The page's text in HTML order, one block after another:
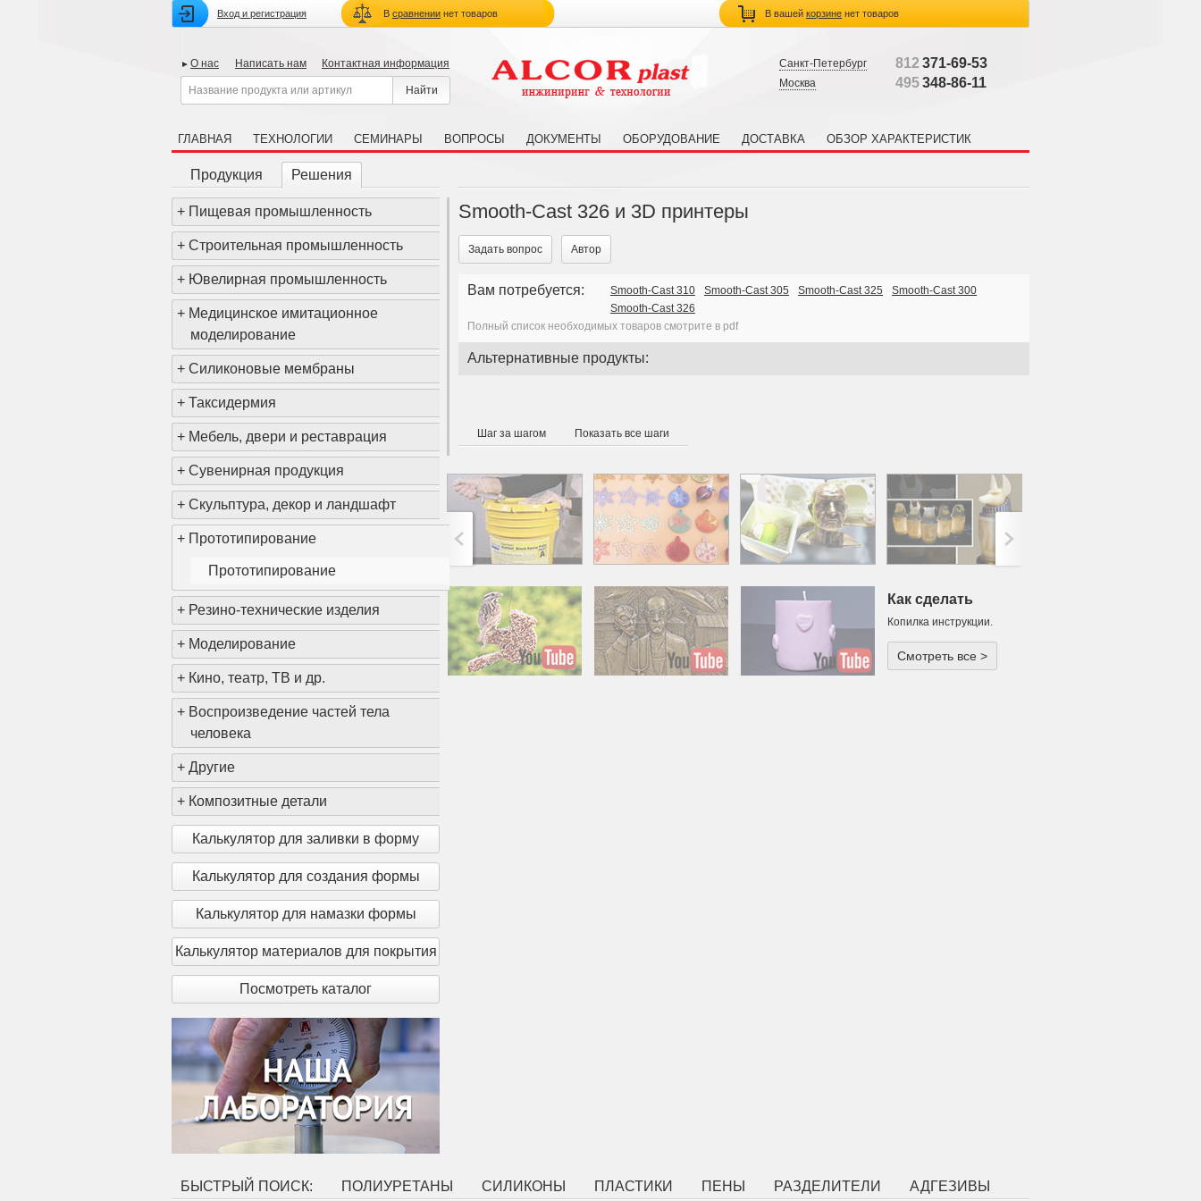
Вход и регистрация В сравнении нет товаров В вашей корзине нет товаров
О нас Написать нам Контактная информация Санкт-Петербург 812 371-69-53
Москва 495348-86-11
ГЛАВНАЯ ТЕХНОЛОГИИ СЕМИНАРЫ ВОПРОСЫ ДОКУМЕНТЫ ОБОРУДОВАНИЕ ДОСТАВКА ОБЗОР ХАРАКТЕРИСТИК
Продукция Решения
+ Пищевая промышленность
+ Строительная промышленность
+ Ювелирная промышленность
+ Медицинское имитационное
моделирование
+ Силиконовые мембраны
+ Таксидермия
+ Мебель, двери и реставрация
+ Сувенирная продукция
+ Скульптура, декор и ландшафт
+ Прототипирование
Прототипирование
+ Резино-технические изделия
+ Моделирование
+ Кино, театр, ТВ и др.
+ Воспроизведение частей тела
человека
+ Другие
+ Композитные детали
Калькулятор для заливки в форму
Калькулятор для создания формы
Калькулятор для намазки формы
Калькулятор материалов для покрытия
Посмотреть каталог
Smooth-Cast 326 и 3D принтеры
Задать вопрос Автор
Вам потребуется: Smooth-Cast 310 Smooth-Cast 305 Smooth-Cast 325
Smooth-Cast 300
Smooth-Cast 326
Полный список необходимых товаров смотрите в pdf
Альтернативные продукты:
Шаг за шагом Показать все шаги
< >;
Как сделать
Копилка инструкции.
Смотреть все >
БЫСТРЫЙ ПОИСК: ПОЛИУРЕТАНЫ СИЛИКОНЫ ПЛАСТИКИ ПЕНЫ РАЗДЕЛИТЕЛИ АДГЕЗИВЫ